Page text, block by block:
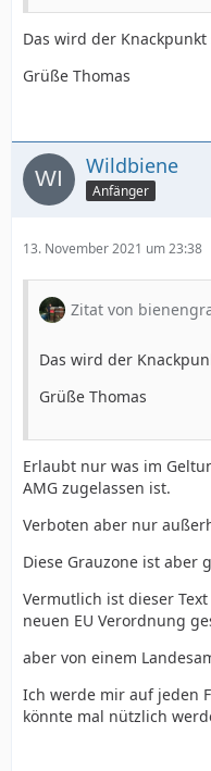
Das wird der Knackpunkt
Grüße Thomas
Wildbiene
Anfänger
13. November 2021 um 23:38
Zitat von
Das wird der
Grüße Thomas
Erlaubt nur was im
AMG zugelassen ist.
Verboten aber nur
Diese Grauzone ist aber
Vermutlich ist dieser
neuen EU Verordnung
aber von einem
Ich werde mir auf jeden
könnte mal nützlich